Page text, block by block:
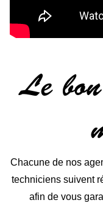
Le
Chacune de nos
techniciens suivent
afin de vous